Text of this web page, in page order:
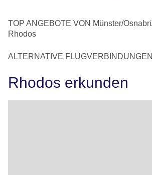
TOP ANGEBOTE VON Münster/
Rhodos
ALTERNATIVE
Rhodos erkunden